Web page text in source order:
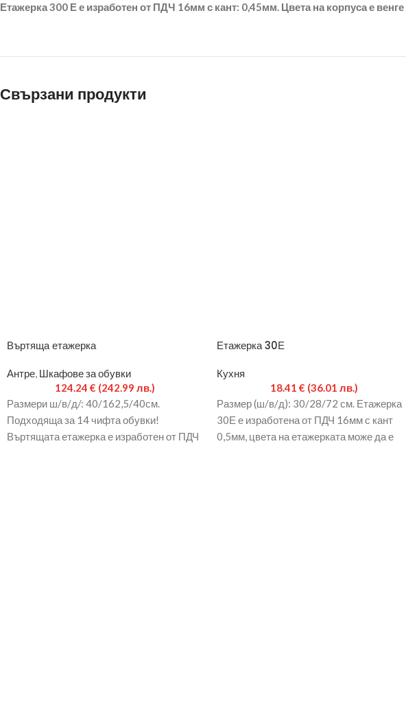
Етажерка 300 Е е изработен от ПДЧ 16мм с кант: 0,45мм. Цвета на корпуса е
Свързани продукти
Въртяща етажерка
Антре, Шкафове за обувки
124.24 € (242.99 лв.)
Размери ш/в/д/: 40/162,5/40см.
Подходяща за 14 чифта обувки!
Въртящата етажерка е изработен от ПДЧ
Етажерка 30Е
Кухня
18.41€ (36.01 лв.)
Размер (ш/в/д): 30/28/72 см. Етажерка
30Е е изработена от ПДЧ 16мм с кант
0,5мм, цвета на етажерката може да е